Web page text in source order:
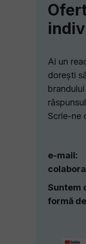
e-mail:
Suntem
formă
Ai un
dorești
Scrie-ne